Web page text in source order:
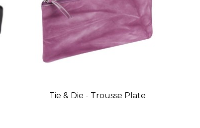
Tie & Die - Trousse Plate